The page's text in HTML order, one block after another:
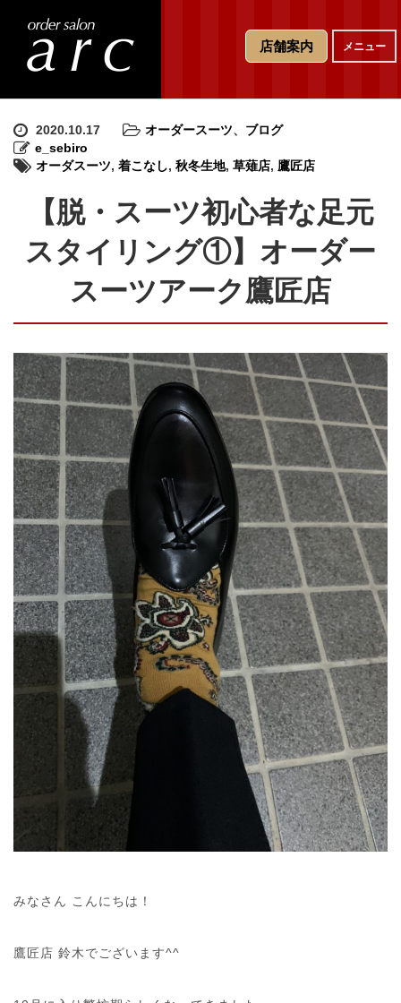
g
a
メニュー
店舗案内
2020.10.17 オーダースーツ、 ブログ
e_sebiro
オーダスーツ, 着こなし, 秋冬生地, 草薙店, 鷹匠店
【脱・スーツ初心者な足元
スタイリング①】オーダー
スーツアーク鷹匠店
みなさん こんにちは！
鷹匠店 鈴木でございます^^